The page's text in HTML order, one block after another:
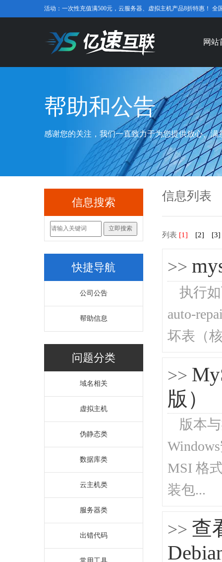
活动：一次性充值满500元，云服务器、虚拟主机产品8折特惠！ 全
网站
帮助和公告
感谢您的关注，我们一直致力于为您提供放心、满
信息搜索
快捷导航
公司公告
帮助信息
问题分类
域名相关
虚拟主机
伪静态类
数据库类
云主机类
服务器类
出错代码
信息列表
列表 [1] [2] [3]
>>
执行
auto-
坏表（
>>
版）
版本
MSI 格
装包...
>> 查